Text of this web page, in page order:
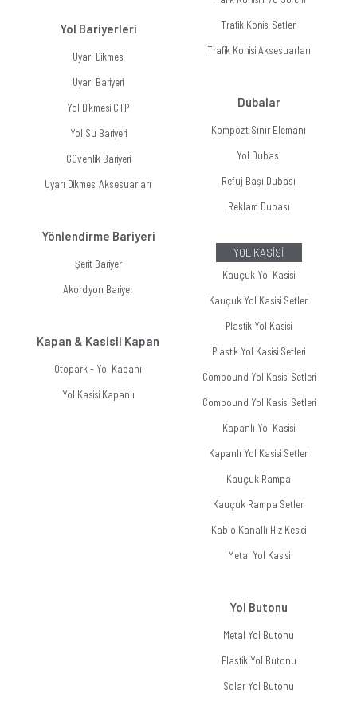
Yol Bariyerleri
Uyarı Dikmesi
Uyarı Bariyeri
Yol Dikmesi CTP
Yol Su Bariyeri
Güvenlik Bariyeri
Uyarı Dikmesi Aksesuarları
Yönlendirme Bariyeri
Şerit Bariyer
Akordiyon Bariyer
Kapan & Kasisli Kapan
Otopark - Yol Kapanı
Yol Kasisi Kapanlı
Trafik Konisi Setleri
Trafik Konisi Aksesuarları
Dubalar
Kompozit Sınır Elemanı
Yol Dubası
Refuj Başı Dubası
Reklam Dubası
YOL KASİSİ
Kauçuk Yol Kasisi
Kauçuk Yol Kasisi Setleri
Plastik Yol Kasisi
Plastik Yol Kasisi Setleri
Compound Yol Kasisi Setleri
Compound Yol Kasisi Setleri
Kapanlı Yol Kasisi
Kapanlı Yol Kasisi Setleri
Kauçuk Rampa
Kauçuk Rampa Setleri
Kablo Kanallı Hız Kesici
Metal Yol Kasisi
Yol Butonu
Metal Yol Butonu
Plastik Yol Butonu
Solar Yol Butonu